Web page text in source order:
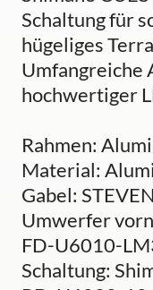
Schaltung für
hügeliges
Umfangreiche
hochwertiger
Rahmen:
Material:
Gabel:
Umwerfer
FD-U6010-
Schaltung: